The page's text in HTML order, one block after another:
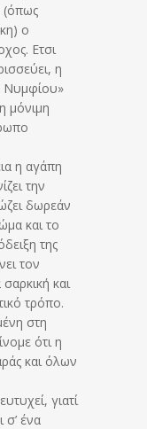
(όπως
ο
Ετσι
η
Νυμφίου»
μόνιμη
η αγάπη
την
δωρεάν
και το
της
τον
και
τρόπο.
στη
ότι η
και όλων
γιατί
σ’ ένα